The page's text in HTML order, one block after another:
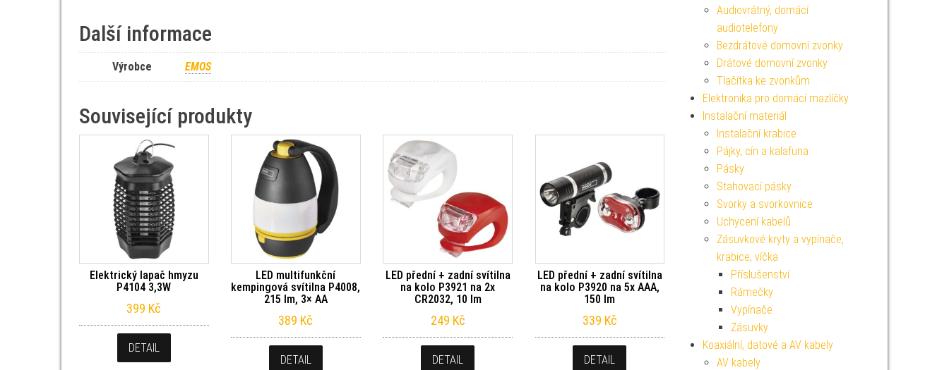
Další informace
Výrobce EMOS
Související produkty
Elektrický lapač hmyzu
P4104 3,3W
399 Kč
DETAIL
LED multifunkční
kempingová svítilna P4008,
215 lm, 3× AA
389 Kč
DETAIL
LED přední + zadní svítilna
na kolo P3921 na 2x
CR2032, 10 lm
249 Kč
DETAIL
LED přední + zadní svítilna
na kolo P3920 na 5x AAA,
150 lm
339 Kč
DETAIL
Audiovrátný, domácí
audiotelefony
Bezdrátové domovní zvonky
Drátové domovní zvonky
Tlačítka ke zvonkům
Elektronika pro domácí mazlíčky
Instalační materiál
Instalační krabice
Pájky, cín a kalafuna
Pásky
Stahovací pásky
Svorky a svorkovnice
Uchycení kabelů
Zásuvkové kryty a vypínače,
krabice, víčka
Příslušenství
Rámečky
Vypínače
Zásuvky
Koaxiální, datové a AV kabely
AV kabely